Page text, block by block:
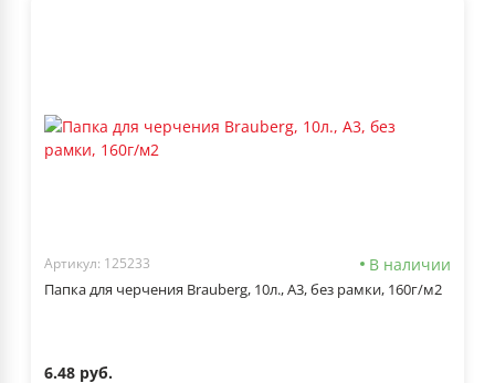
Артикул: 125233 В наличии
Папка для черчения Brauberg, 10л., А3, без рамки, 160г/м2
6.48 руб.